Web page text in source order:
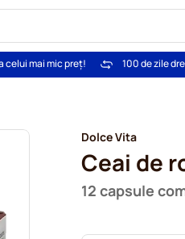
celui mai mic preț! 100 de zile
Dolce Vita
Ceai de
12 capsule